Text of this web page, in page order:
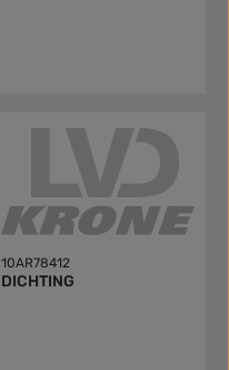
10AR78412
DICHTING